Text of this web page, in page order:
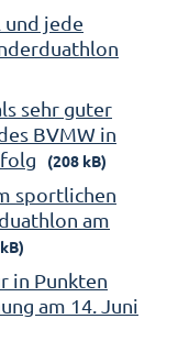
und jede
sehr guter
BVMW in
(208 kB)
sportlichen
am
in Punkten
am 14. Juni